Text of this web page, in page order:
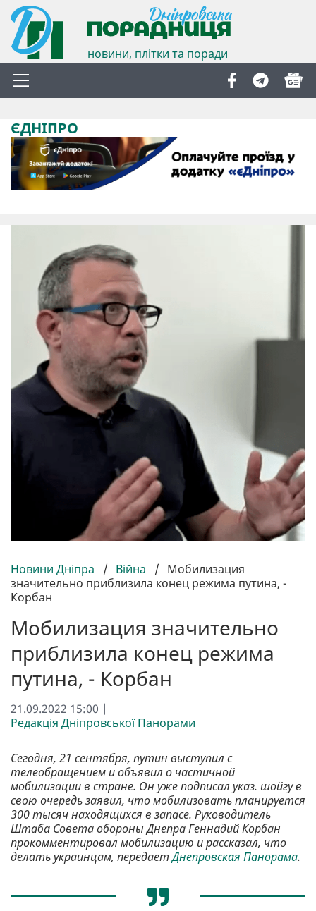
новини, плітки та поради
ЄДНІПРО
Новини Дніпра / Війна / Мобилизация
значительно приблизила конец режима путина, -
Корбан
Мобилизация значительно
приблизила конец режима
путина, - Корбан
21.09.2022 15:00 |
Редакція Дніпровської Панорами
Сегодня, 21 сентября, путин выступил с
телеобращением и объявил о частичной
мобилизации в стране. Он уже подписал указ. шойгу в
свою очередь заявил, что мобилизовать планируется
300 тысяч находящихся в запасе. Руководитель
Штаба Совета обороны Днепра Геннадий Корбан
прокомментировал мобилизацию и рассказал, что
делать украинцам, передаетДнепровская Панорама.